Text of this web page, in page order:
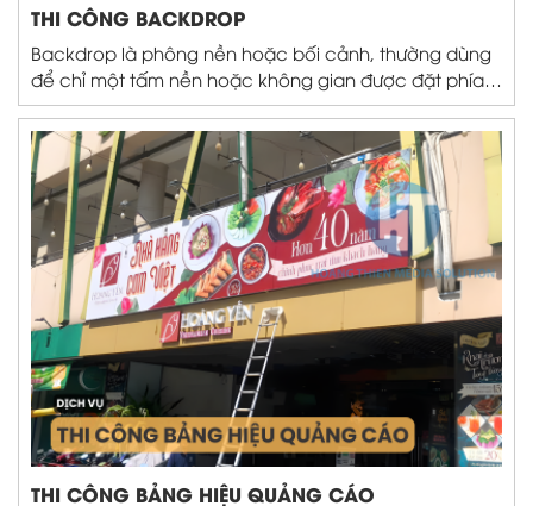
THI CÔNG BACKDROP
Backdrop là phông nền hoặc bối cảnh, thường dùng
để chỉ một tấm nền hoặc không gian được đặt phía
sau đối tượng chính trong một sự kiện, buổi biểu diễn,
chụp ảnh, hay trong các sản phẩm nghệ thuật như
phim, sân khấu. Nó giúp...
THI CÔNG BẢNG HIỆU QUẢNG CÁO